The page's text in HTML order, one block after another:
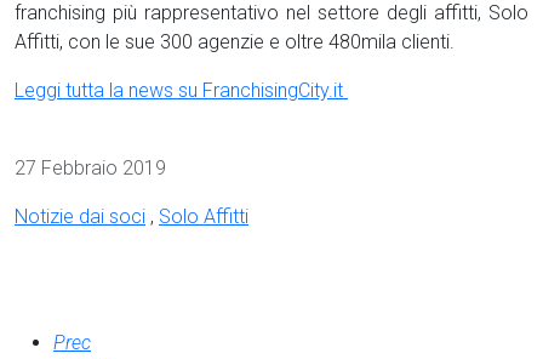
franchising più rappresentativo nel settore degli affitti, Solo
Affitti, con le sue 300 agenzie e oltre 480mila clienti.
Leggi tutta la news su FranchisingCity.it
Dettagli
27 Febbraio 2019
Notizie dai soci , Solo Affitti
Prec